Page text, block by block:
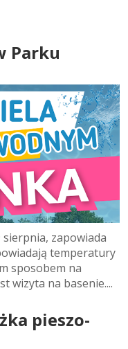
Parku
zapowiada
temperatury
sposobem na
wizyta na basenie....
pieszo-